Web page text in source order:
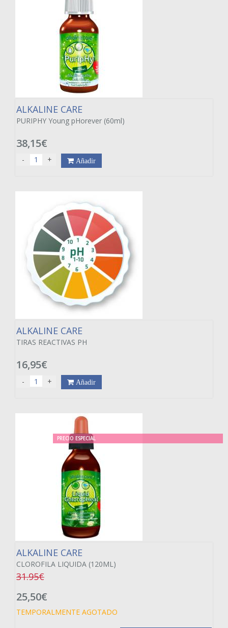
ALKALINE CARE
PURIPHY Young pHorever (60ml)
38,15€
- + Añadir
ALKALINE CARE
TIRAS REACTIVAS PH
16,95€
- + Añadir
PRECIO ESPECIAL
ALKALINE CARE
CLOROFILA LIQUIDA (120ML)
31.95€
25,50€
TEMPORALMENTE AGOTADO